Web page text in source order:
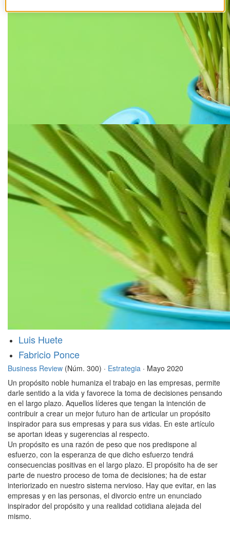
Luis Huete
Fabricio Ponce
Business Review (Núm. 300) · Estrategia · Mayo 2020
Un propósito noble humaniza el trabajo en las empresas, permite
darle sentido a la vida y favorece la toma de decisiones pensando
en el largo plazo. Aquellos líderes que tengan la intención de
contribuir a crear un mejor futuro han de articular un propósito
inspirador para sus empresas y para sus vidas. En este artículo
se aportan ideas y sugerencias al respecto.
Un propósito es una razón de peso que nos predispone al
esfuerzo, con la esperanza de que dicho esfuerzo tendrá
consecuencias positivas en el largo plazo. El propósito ha de ser
parte de nuestro proceso de toma de decisiones; ha de estar
interiorizado en nuestro sistema nervioso. Hay que evitar, en las
empresas y en las personas, el divorcio entre un enunciado
inspirador del propósito y una realidad cotidiana alejada del
mismo.